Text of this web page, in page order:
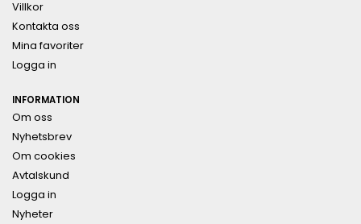
Villkor
Kontakta oss
Mina favoriter
Logga in
INFORMATION
Om oss
Nyhetsbrev
Om cookies
Avtalskund
Logga in
Nyheter